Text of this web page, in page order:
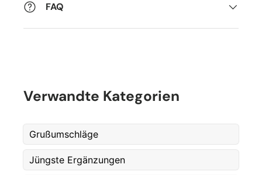
Fornavn *
FAQ
Verwandte Kategorien
Grußumschläge
Jüngste Ergänzungen